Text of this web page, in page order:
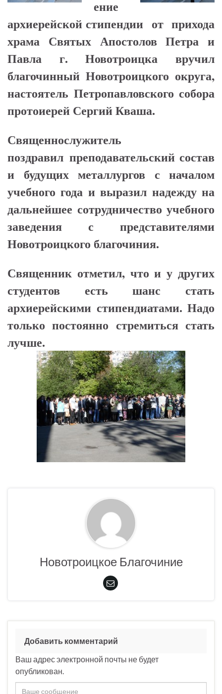
ение
архиерейской стипендии от прихода
храма Святых Апостолов Петра и
Павла г. Новотроицка вручил
благочинный Новотроицкого округа,
настоятель Петропавловского собора
протоиерей Сергий Кваша.
Священнослужитель
поздравил преподавательский состав
и будущих металлургов с началом
учебного года и выразил надежду на
дальнейшее сотрудничество учебного
заведения с представителями
Новотроицкого благочиния.
Священник отметил, что и у других
студентов есть шанс стать
архиерейскими стипендиатами. Надо
только постоянно стремиться стать
лучше.
Новотроицкое Благочиние
Добавить комментарий
Ваш адрес электронной почты не будет
опубликован.